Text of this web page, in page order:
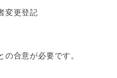
変更登記
合意が必要です。